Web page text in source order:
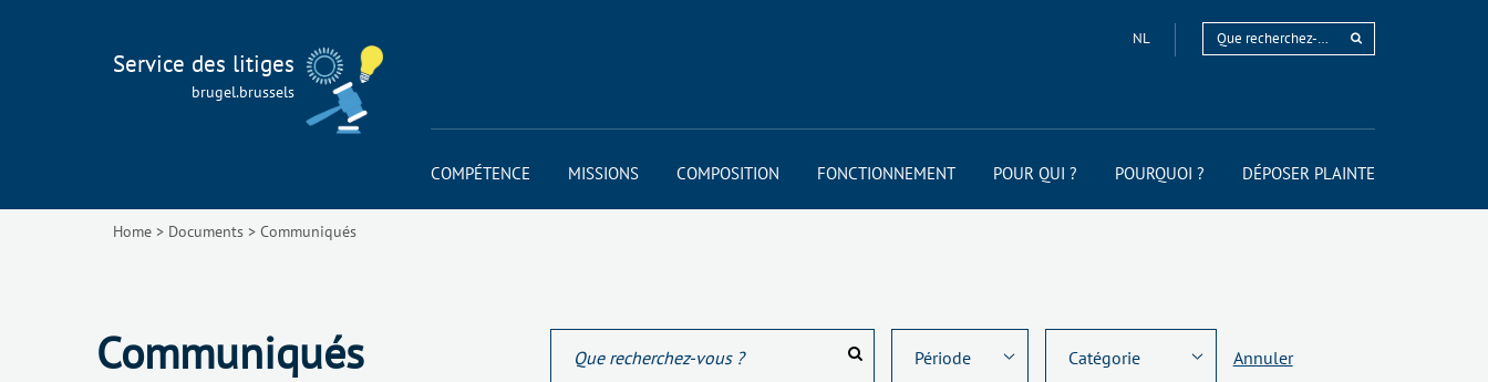
Service des litiges
brugel.brussels
NL
COMPÉTENCE MISSIONS COMPOSITION FONCTIONNEMENT POUR QUI ? POURQUOI ? DÉPOSER PLAINTE
Home > Documents > Communiqués
Communiqués Annuler